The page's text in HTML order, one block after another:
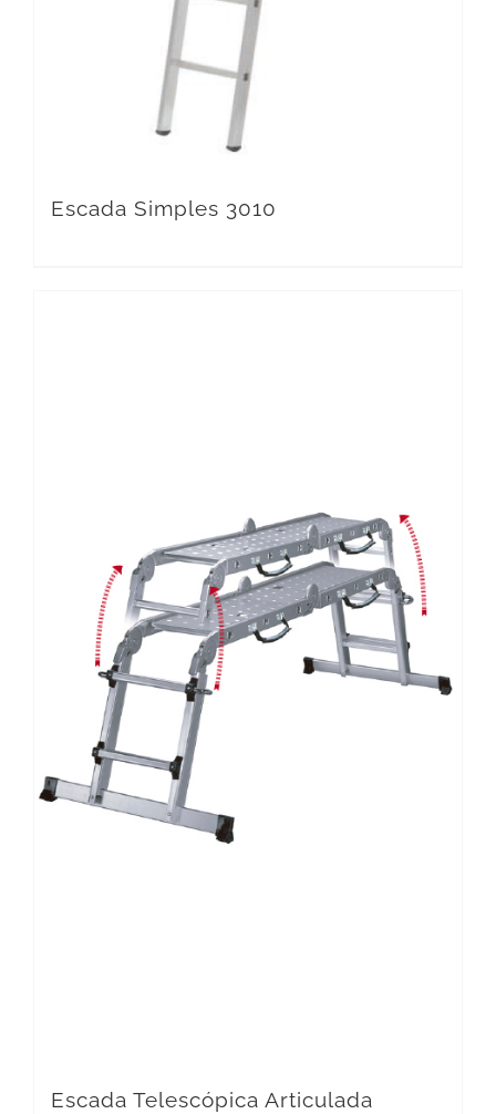
Escada Simples 3010
Escada Telescópica Articulada